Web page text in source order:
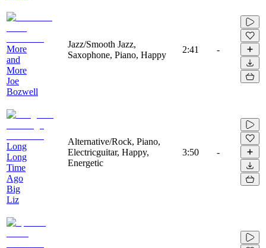
More
and
More
Joe
Bozwell
Jazz/Smooth Jazz,
Saxophone, Piano, Happy
2:41 -
Long
Long
Time
Ago
Big
Liz
Alternative/Rock, Piano,
Electricguitar, Happy,
Energetic
3:50 -